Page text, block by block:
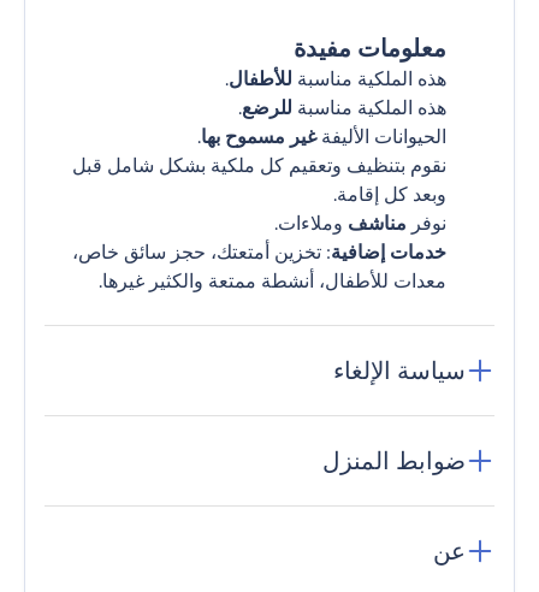
معلومات مفيدة
هذه الملكية مناسبة للأطفال.
هذه الملكية مناسبة للرضع.
الحيوانات الأليفةغير مسموح بها.
نقوم بتنظيف وتعقيم كل ملكية بشكل شامل قبل
وبعد كل إقامة.
نوفر مناشف وملاءات.
خدمات إضافية: تخزين أمتعتك، حجز سائق خاص،
معدات للأطفال، أنشطة ممتعة والكثير غيرها.
سياسة الإلغاء
ضوابط المنزل
عن